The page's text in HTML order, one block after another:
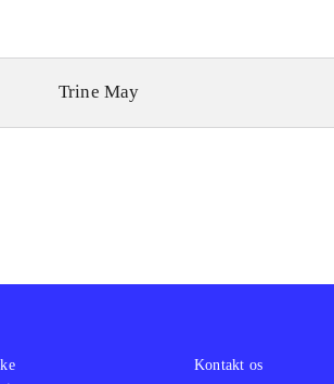
Trine May
Kontakt os